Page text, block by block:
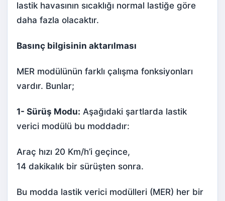
lastik havasının sıcaklığı normal lastiğe göre
daha fazla olacaktır.
Basınç bilgisinin aktarılması
MER modülünün farklı çalışma fonksiyonları
vardır. Bunlar;
1- Sürüş Modu: Aşağıdaki şartlarda lastik
verici modülü bu moddadır:
Araç hızı 20 Km/h’i geçince,
14 dakikalık bir sürüşten sonra.
Bu modda lastik verici modülleri (MER) her bir